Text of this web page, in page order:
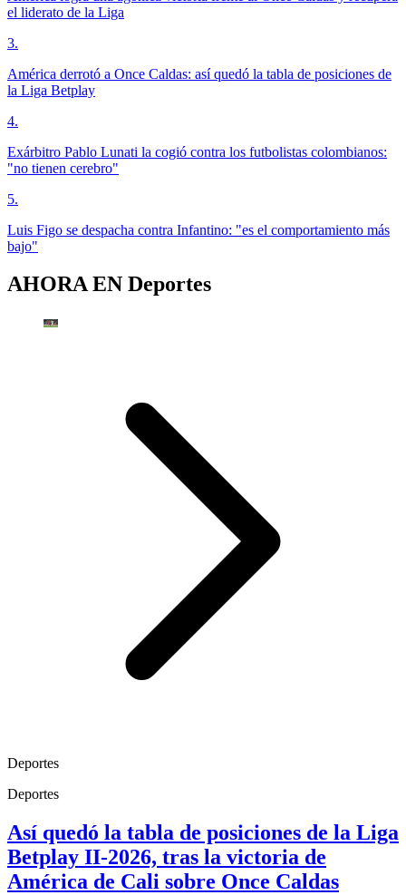
el liderato de la Liga
3.
América derrotó a Once Caldas: así quedó la tabla de posiciones de
la Liga Betplay
4.
Exárbitro Pablo Lunati la cogió contra los futbolistas colombianos:
"no tienen cerebro"
5.
Luis Figo se despacha contra Infantino: "es el comportamiento más
bajo"
AHORA EN Deportes
Deportes
Deportes
Así quedó la tabla de posiciones de la Liga
Betplay II-2026, tras la victoria de
América de Cali sobre Once Caldas